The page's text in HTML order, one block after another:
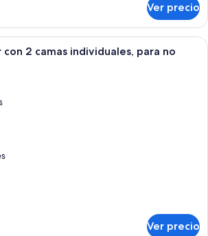
Ver precio
Habitación de hotel con dos camas,
2 camas individuales, para no
Ver precio